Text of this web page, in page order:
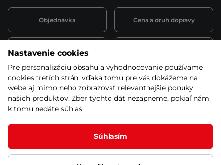
Objednávka Cena a druh dopravy
Spôsob platby
Montáž a servis Reklamácie a záruka
Kariéra
Nastavenie cookies
Pre personalizáciu obsahu a vyhodnocovanie používame
cookies tretích strán, vďaka tomu pre vás dokážeme na
webe aj mimo neho zobrazovať relevantnejšie ponuky
našich produktov. Zber týchto dát nezapneme, pokiaľ nám
k tomu nedáte súhlas.
Súhlasím